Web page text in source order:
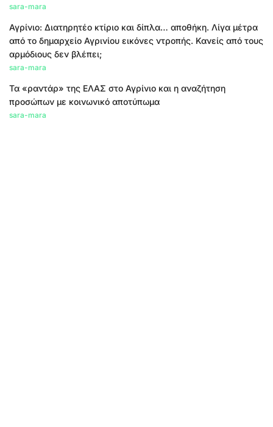
sara-mara
Αγρίνιο: Διατηρητέο κτίριο και δίπλα… αποθήκη. Λίγα μέτρα
από το δημαρχείο Αγρινίου εικόνες ντροπής. Κανείς από τους
αρμόδιους δεν βλέπει;
sara-mara
Τα «ραντάρ» της ΕΛΑΣ στο Αγρίνιο και η αναζήτηση
προσώπων με κοινωνικό αποτύπωμα
sara-mara